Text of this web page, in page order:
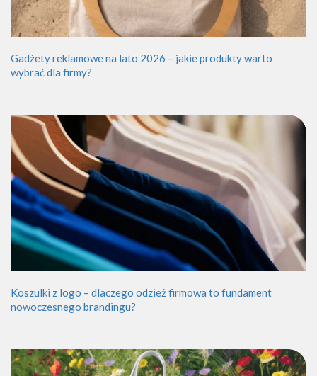
Gadżety reklamowe na lato 2026 – jakie produkty warto
wybrać dla firmy?
Koszulki z logo – dlaczego odzież firmowa to fundament
nowoczesnego brandingu?